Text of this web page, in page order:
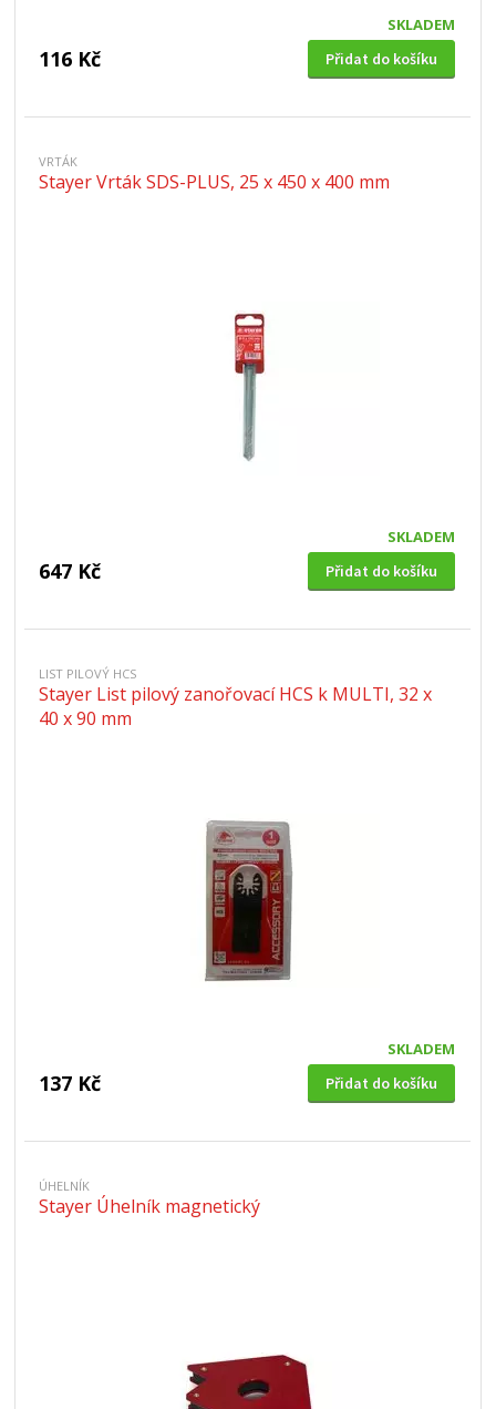
SKLADEM
116 Kč Přidat do košíku
VRTÁK
Stayer Vrták SDS-PLUS, 25 x 450 x 400 mm
SKLADEM
647 Kč Přidat do košíku
LIST PILOVÝ HCS
Stayer List pilový zanořovací HCS k MULTI, 32 x
40 x 90 mm
SKLADEM
137 Kč Přidat do košíku
ÚHELNÍK
Stayer Úhelník magnetický